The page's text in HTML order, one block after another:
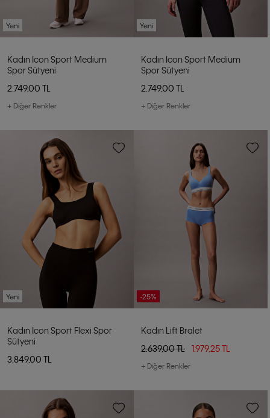
Yeni
Kadın Icon Sport Medium
Spor Sütyeni
2.749,00 TL
+ Diğer Renkler
Yeni
Kadın Icon Sport Medium
Spor Sütyeni
2.749,00 TL
+ Diğer Renkler
Yeni
Kadın Icon Sport Flexi Spor
Sütyeni
3.849,00 TL
-25%
Kadın Lift Bralet
2.639,00 TL
1.979,25 TL
+ Diğer Renkler